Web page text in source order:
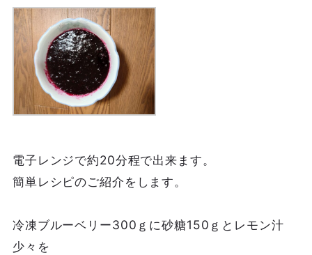
電子レンジで約20分程で出来ます。
簡単レシピのご紹介をします。
冷凍ブルーベリー300ｇに砂糖150ｇとレモン汁
少々を